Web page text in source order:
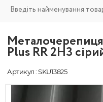
Plus RR 2H3
Артикул : SKU13825